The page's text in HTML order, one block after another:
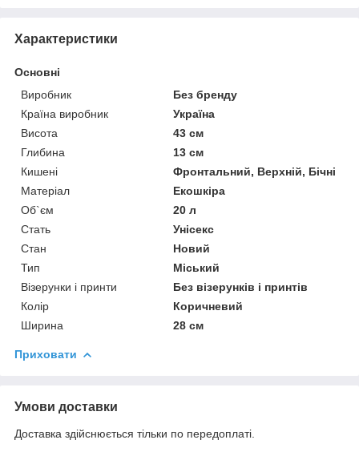
Характеристики
Основні
Виробник
Без бренду
Країна виробник
Україна
Висота
43 см
Глибина
13 см
Кишені
Фронтальний, Верхній, Бічні
Матеріал
Екошкіра
Об`єм
20 л
Стать
Унісекс
Стан
Новий
Тип
Міський
Візерунки і принти
Без візерунків і принтів
Колір
Коричневий
Ширина
28 см
Приховати
Умови доставки
Доставка здійснюється тільки по передоплаті.